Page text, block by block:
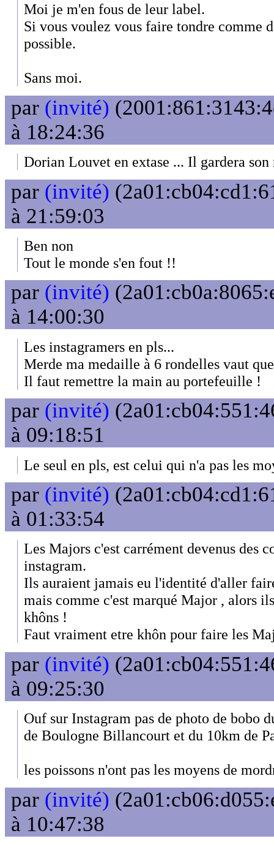
Moi je m'en fous de leur label.
Si vous voulez vous faire tondre comme
possible.
Sans moi.
par (invité)
à 18:24:36
Dorian Louvet en extase ... Il gardera son
par (invité)
à 21:59:03
Ben non
Tout le monde s'en fout !!
par (invité)
à 14:00:30
Les instagramers en pls...
Merde ma medaille à 6 rondelles vaut
Il faut remettre la main au portefeuille !
par (invité)
à 09:18:51
Le seul en pls, est celui qui n'a pas les
par (invité)
à 01:33:54
Les Majors c'est carrément devenus des
instagram.
Ils auraient jamais eu l'identité d'aller
mais comme c'est marqué Major , alors
khôns !
Faut vraiment etre khôn pour faire les
par (invité)
à 09:25:30
Ouf sur Instagram pas de photo de bobo
de Boulogne Billancourt et du 10km de
les poissons n'ont pas les moyens de
par (invité)
à 10:47:38